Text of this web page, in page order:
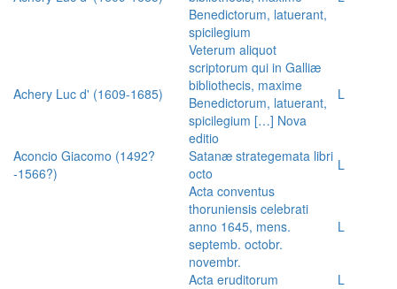
Benedictorum, latuerant,
spicilegium
Achery Luc d' (1609-1685)
Veterum aliquot
scriptorum qui in Galliæ
bibliothecis, maxime
Benedictorum, latuerant,
spicilegium […] Nova
editio
L
Aconcio Giacomo (1492?
-1566?)
Satanæ strategemata libri
octo
L
Acta conventus
thoruniensis celebrati
anno 1645, mens.
septemb. octobr.
novembr.
L
Acta eruditorum
L